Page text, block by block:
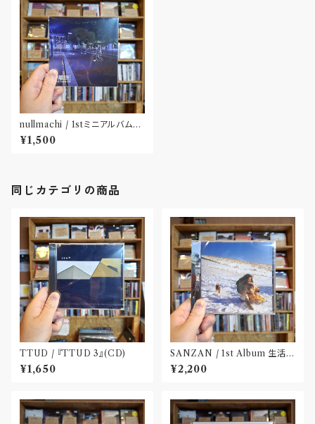
nullmachi / 1stミニアルバム
「近くの地獄と目が合う」(CD)
¥1,500
同じカテゴリの商品
TTUD / 『TTUD 3』(CD)
¥1,650
SANZAN / 1st Album 生活の
名残(CD)〝静岡県三島市〟
¥2,200